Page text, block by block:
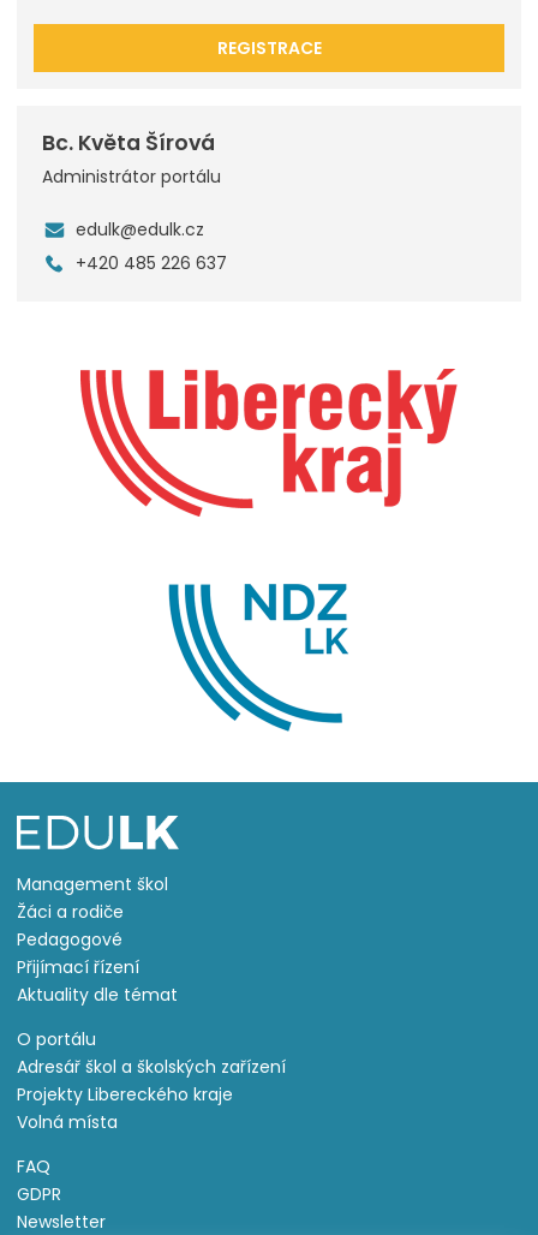
REGISTRACE
Bc. Květa Šírová
Administrátor portálu
edulk@edulk.cz
+420 485 226 637
Management škol
Žáci a rodiče
Pedagogové
Přijímací řízení
Aktuality dle témat
O portálu
Adresář škol a školských zařízení
Projekty Libereckého kraje
Volná místa
FAQ
GDPR
Newsletter